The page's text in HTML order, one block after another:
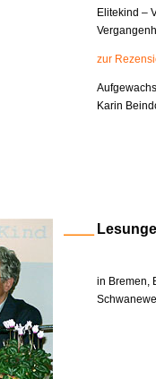
Elitekind –
zur
Karin
in Bremen,